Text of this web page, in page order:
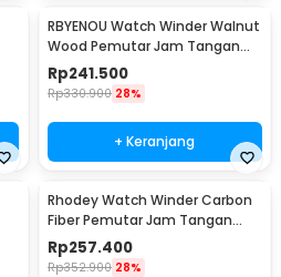
RBYENOU Watch Winder Walnut
Wood Pemutar Jam Tangan
Otomatis 1 Slot - RB3
Rp241.500
Rp330.900 28%
+ Keranjang
Rhodey Watch Winder Carbon
Fiber Pemutar Jam Tangan
Otomatis 3 Slot - SKW33
Rp257.400
Rp352.900 28%